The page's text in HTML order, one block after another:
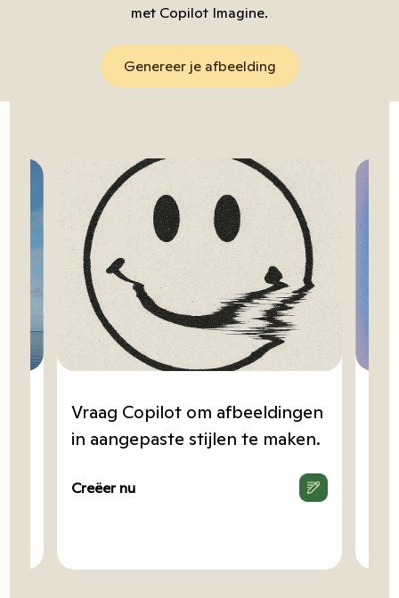
met Copilot Imagine.
Genereer je afbeelding
Vraag Copilot om afbeeldingen
in aangepaste stijlen te maken.
Creëer nu